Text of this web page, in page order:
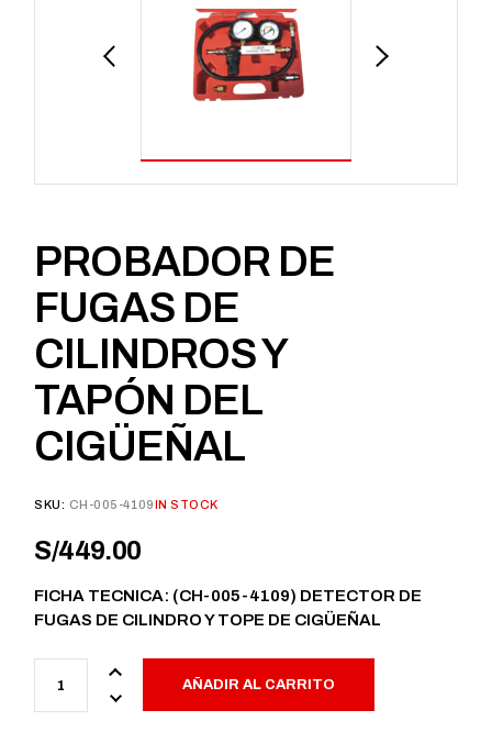
PROBADOR DE
FUGAS DE
CILINDROS Y
TAPÓN DEL
CIGÜEÑAL
SKU: CH-005-4109IN STOCK
S/449.00
FICHA TECNICA: (CH-005-4109) DETECTOR DE
FUGAS DE CILINDRO Y TOPE DE CIGÜEÑAL
AÑADIR AL CARRITO